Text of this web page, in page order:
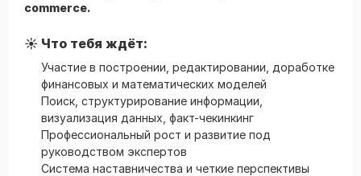
commerce.
☀️ Что тебя ждёт:
Участие в построении, редактировании, доработке
финансовых и математических моделей
Поиск, структурирование информации,
визуализация данных, факт-чекинкинг
Профессиональный рост и развитие под
руководством экспертов
Система наставничества и четкие перспективы